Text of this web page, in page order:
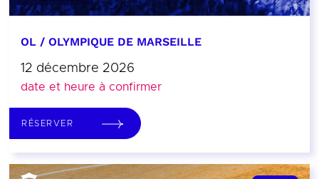
OL / OLYMPIQUE DE MARSEILLE
12 décembre 2026
date et heure à confirmer
RÉSERVER